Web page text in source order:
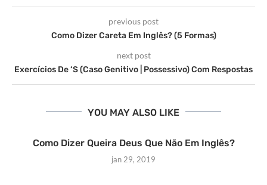
previous post
Como Dizer Careta Em Inglês? (5 Formas)
next post
Exercícios De ‘S (Caso Genitivo | Possessivo) Com Respostas
YOU MAY ALSO LIKE
Como Dizer Queira Deus Que Não Em Inglês?
jan 29, 2019